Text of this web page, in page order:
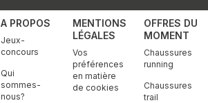
A PROPOS
Jeux-
concours
Qui
sommes-
nous?
MENTIONS
LÉGALES
Vos
préférences
en matière
de cookies
OFFRES DU
MOMENT
Chaussures
running
Chaussures
trail